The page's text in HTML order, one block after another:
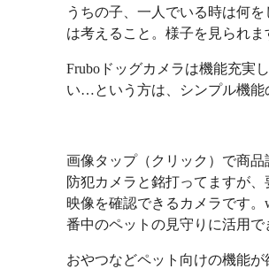
うちの子、一人でいる時は何
は考えること。様子を見られ
Fruboドッグカメラは機能充実
い…という方は、シンプル機能
画像タップ（クリック）で商品
防犯カメラと銘打ってますが
映像を確認できるカメラです
番中のペットの見守りに活用で
おやつなどペット向けの機能